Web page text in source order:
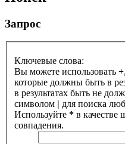
Запрос
Ключевые слова:
Вы можете использовать +
которые должны быть в
в результатах быть не
символом | для поиска
Используйте * в качестве
совпадения.